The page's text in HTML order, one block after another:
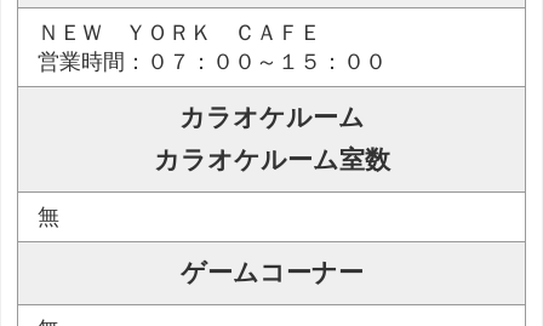
ＮＥＷ ＹＯＲＫ ＣＡＦＥ
営業時間：０７：００～１５：００
カラオケルーム
カラオケルーム室数
無
ゲームコーナー